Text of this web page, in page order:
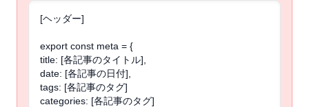
[ヘッダー]
export const meta = {
title: [各記事のタイトル],
date: [各記事の日付],
tags: [各記事のタグ]
categories: [各記事のタグ]